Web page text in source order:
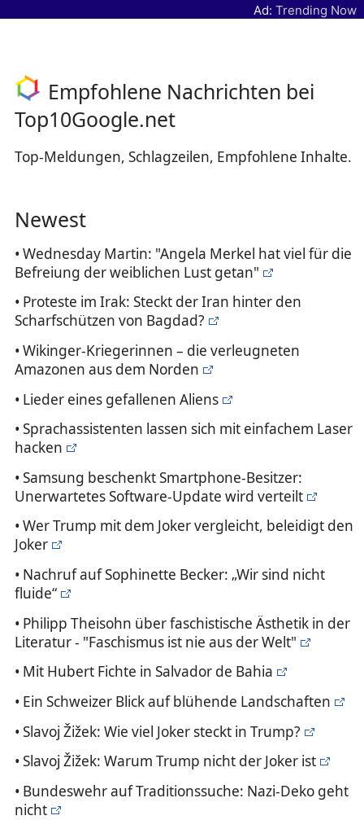
Ad: Trending Now
Empfohlene Nachrichten bei
Top10Google.net
Top-Meldungen, Schlagzeilen, Empfohlene Inhalte.
Newest
• Wednesday Martin: "Angela Merkel hat viel für die
Befreiung der weiblichen Lust getan"
• Proteste im Irak: Steckt der Iran hinter den
Scharfschützen von Bagdad?
• Wikinger-Kriegerinnen – die verleugneten
Amazonen aus dem Norden
• Lieder eines gefallenen Aliens
• Sprachassistenten lassen sich mit einfachem Laser
hacken
• Samsung beschenkt Smartphone-Besitzer:
Unerwartetes Software-Update wird verteilt
• Wer Trump mit dem Joker vergleicht, beleidigt den
Joker
• Nachruf auf Sophinette Becker: „Wir sind nicht
fluide“
• Philipp Theisohn über faschistische Ästhetik in der
Literatur - "Faschismus ist nie aus der Welt"
• Mit Hubert Fichte in Salvador de Bahia
• Ein Schweizer Blick auf blühende Landschaften
• Slavoj Žižek: Wie viel Joker steckt in Trump?
• Slavoj Žižek: Warum Trump nicht der Joker ist
• Bundeswehr auf Traditionssuche: Nazi-Deko geht
nicht